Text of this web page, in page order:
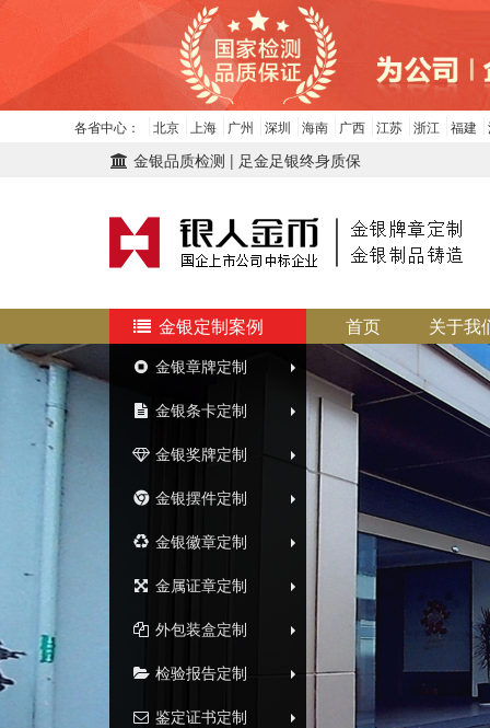
各省中心： 北京 上海 广州 深圳 海南 广西 江苏 浙江 福建
金银品质检测 | 足金足银终身质保
金银定制案例
金银章牌定制
金银条卡定制
金银奖牌定制
金银摆件定制
金银徽章定制
金属证章定制
外包装盒定制
检验报告定制
鉴定证书定制
首页 关于我